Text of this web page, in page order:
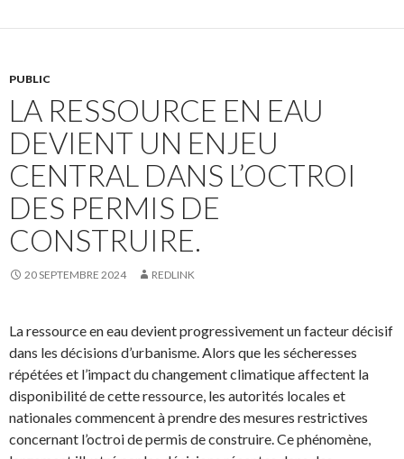
PUBLIC
LA RESSOURCE EN EAU
DEVIENT UN ENJEU
CENTRAL DANS L’OCTROI
DES PERMIS DE
CONSTRUIRE.
20 SEPTEMBRE 2024 REDLINK
La ressource en eau devient progressivement un facteur décisif
dans les décisions d’urbanisme. Alors que les sécheresses
répétées et l’impact du changement climatique affectent la
disponibilité de cette ressource, les autorités locales et
nationales commencent à prendre des mesures restrictives
concernant l’octroi de permis de construire. Ce phénomène,